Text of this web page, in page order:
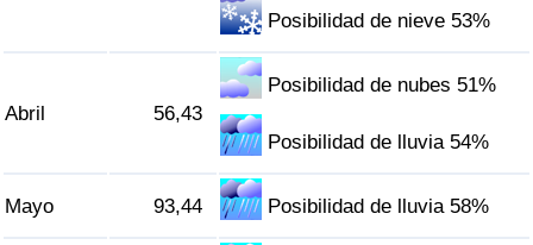
Posibilidad de nieve 53%
Abril 56,43
Posibilidad de nubes 51%
Posibilidad de lluvia 54%
Mayo 93,44 Posibilidad de lluvia 58%